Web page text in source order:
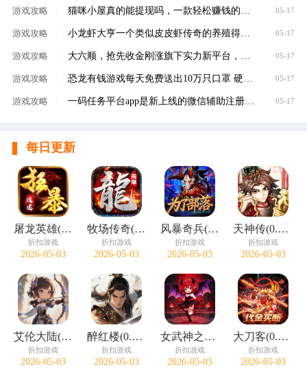
游戏攻略 05-17
游戏攻略 小龙虾大亨一个类似皮皮虾传奇的养殖得分红虾 05-17
游戏攻略 05-17
游戏攻略 05-17
游戏攻略 一码任务平台app是新上线的微信辅助注册赚钱平 05-17
每日更新
屠龙英雄(神魔狂暴攻速单职)
折扣游戏
2026-05-03
牧场传奇(终身红包免费版)
折扣游戏
2026-05-03
风暴奇兵(0.05折万元真充)
折扣游戏
2026-05-03
天神传(0.1折苍穹神武三国)
折扣游戏
2026-05-03
艾伦大陆(0.05折十二国记)
折扣游戏
2026-05-03
醉红楼(0.05折一剑无敌)
折扣游戏
2026-05-03
女武神之剑(0.1折天使之剑)
折扣游戏
2026-05-03
大刀客(0.05折绝情一刀买断版)
折扣游戏
2026-05-03